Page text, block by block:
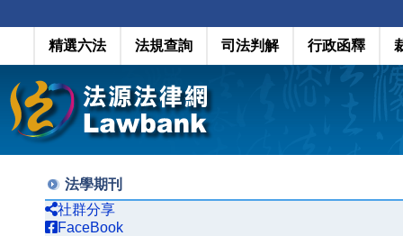
精選六法 法規查詢 司法判解 行政函釋
法學期刊
社群分享
FaceBook